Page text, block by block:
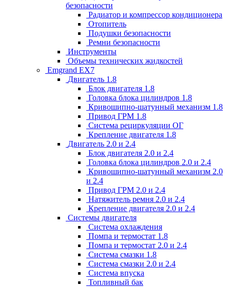
безопасности
Радиатор и компрессор кондиционера
Отопитель
Подушки безопасности
Ремни безопасности
Инструменты
Объемы технических жидкостей
Emgrand EX7
Двигатель 1.8
Блок двигателя 1.8
Головка блока цилиндров 1.8
Кривошипно-шатунный механизм 1.8
Привод ГРМ 1.8
Система рециркуляции ОГ
Крепление двигателя 1.8
Двигатель 2.0 и 2.4
Блок двигателя 2.0 и 2.4
Головка блока цилиндров 2.0 и 2.4
Кривошипно-шатунный механизм 2.0
и 2.4
Привод ГРМ 2.0 и 2.4
Натяжитель ремня 2.0 и 2.4
Крепление двигателя 2.0 и 2.4
Системы двигателя
Система охлаждения
Помпа и термостат 1.8
Помпа и термостат 2.0 и 2.4
Система смазки 1.8
Система смазки 2.0 и 2.4
Система впуска
Топливный бак